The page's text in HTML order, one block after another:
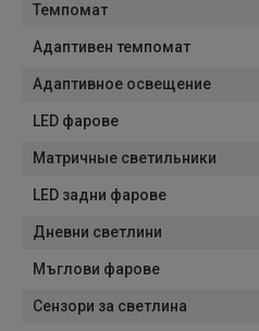
Темпомат
Адаптивен темпомат
Адаптивное освещение
LED фарове
Матричные светильники
LED задни фарове
Дневни светлини
Мъглови фарове
Сензори за светлина